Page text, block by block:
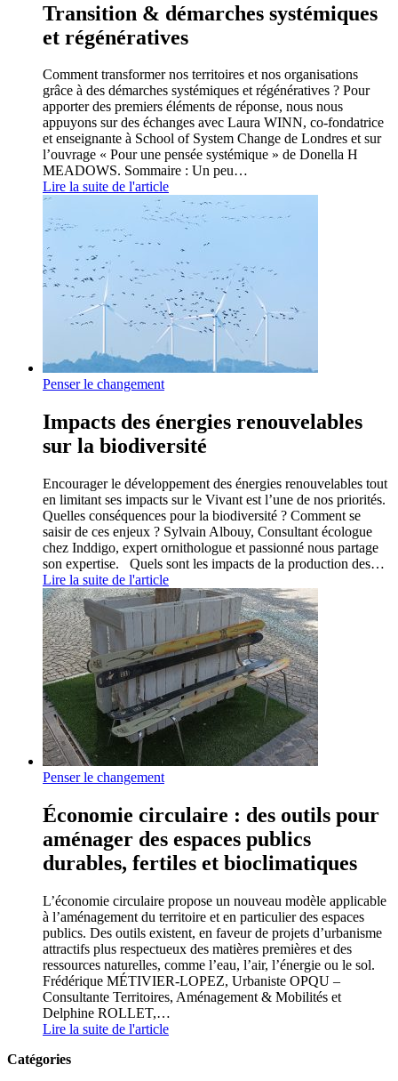
Transition & démarches systémiques
et régénératives
Comment transformer nos territoires et nos organisations
grâce à des démarches systémiques et régénératives ? Pour
apporter des premiers éléments de réponse, nous nous
appuyons sur des échanges avec Laura WINN, co-fondatrice
et enseignante à School of System Change de Londres et sur
l’ouvrage « Pour une pensée systémique » de Donella H
MEADOWS. Sommaire : Un peu…
Lire la suite de l'article
Penser le changement
Impacts des énergies renouvelables
sur la biodiversité
Encourager le développement des énergies renouvelables tout
en limitant ses impacts sur le Vivant est l’une de nos priorités.
Quelles conséquences pour la biodiversité ? Comment se
saisir de ces enjeux ? Sylvain Albouy, Consultant écologue
chez Inddigo, expert ornithologue et passionné nous partage
son expertise. Quels sont les impacts de la production des…
Lire la suite de l'article
Penser le changement
Économie circulaire : des outils pour
aménager des espaces publics
durables, fertiles et bioclimatiques
L’économie circulaire propose un nouveau modèle applicable
à l’aménagement du territoire et en particulier des espaces
publics. Des outils existent, en faveur de projets d’urbanisme
attractifs plus respectueux des matières premières et des
ressources naturelles, comme l’eau, l’air, l’énergie ou le sol.
Frédérique MÉTIVIER-LOPEZ, Urbaniste OPQU –
Consultante Territoires, Aménagement & Mobilités et
Delphine ROLLET,…
Lire la suite de l'article
Catégories